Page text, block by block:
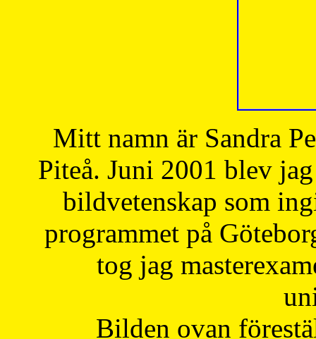
Mitt namn är Sandra
Piteå. Juni 2001 blev
bildvetenskap som
programmet på
tog jag
Bilden ovan